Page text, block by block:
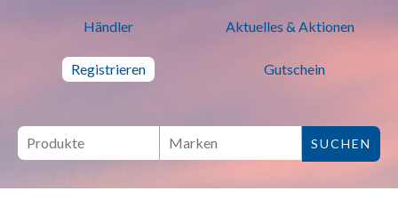
Händler Aktuelles & Aktionen
Registrieren Gutschein